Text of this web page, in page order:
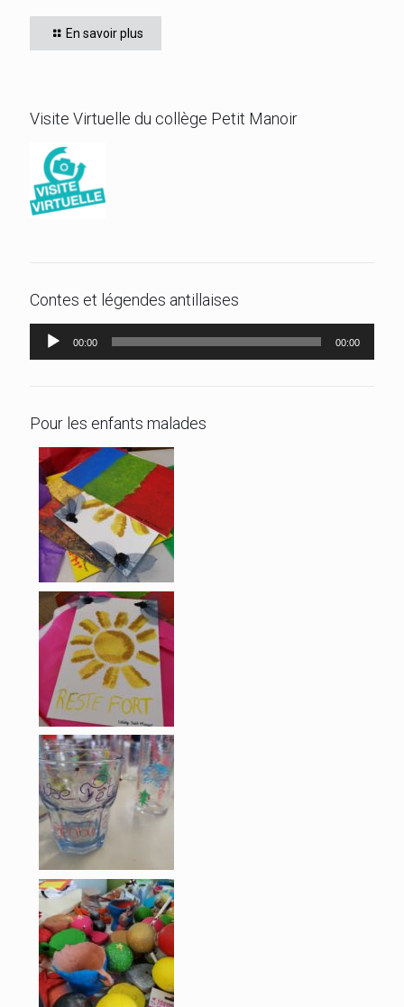
affrontés. Félicitations à l’élève ZEBO Yoan (602) qui a
remporté son titre de champion 6ème
En savoir plus
Visite Virtuelle du collège Petit Manoir
Contes et légendes antillaises
Lecteur
audio
00:00 00:00
Pour les enfants malades